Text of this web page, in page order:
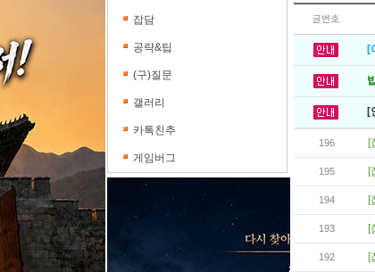
잡담
공략&팁
(구)질문
갤러리
카톡친추
게임버그
글번호
[
[
196 [
195 [
194 [
193 [
192 [